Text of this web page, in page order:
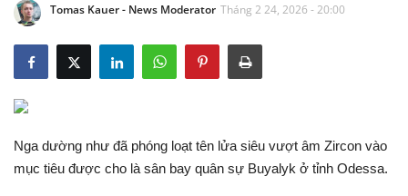
TIN TỨC THẾ GIỚI
CẬP NHẬT
CÔNG NGHỆ
Tomas Kauer - News Moderator Tháng 2 24, 2026 - 20:00
Nga dường như đã phóng loạt tên lửa siêu vượt âm Zircon vào
mục tiêu được cho là sân bay quân sự Buyalyk ở tỉnh Odessa.